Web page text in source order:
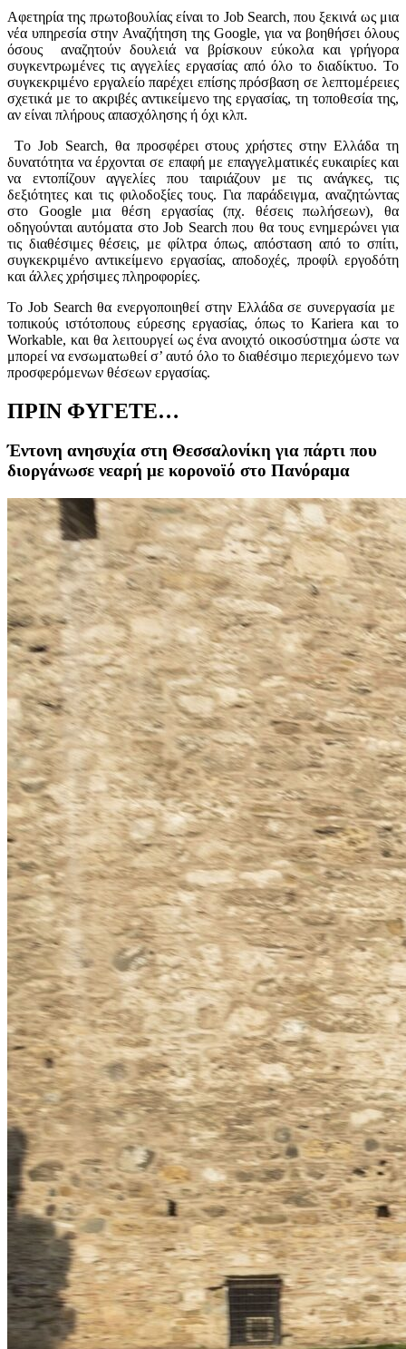
Αφετηρία της πρωτοβουλίας είναι το Job Search, που ξεκινά ως μια
νέα υπηρεσία στην Αναζήτηση της Google, για να βοηθήσει όλους
όσους αναζητούν δουλειά να βρίσκουν εύκολα και γρήγορα
συγκεντρωμένες τις αγγελίες εργασίας από όλο το διαδίκτυο. Το
συγκεκριμένο εργαλείο παρέχει επίσης πρόσβαση σε λεπτομέρειες
σχετικά με το ακριβές αντικείμενο της εργασίας, τη τοποθεσία της,
αν είναι πλήρους απασχόλησης ή όχι κλπ.
Tο Job Search, θα προσφέρει στους χρήστες στην Ελλάδα τη
δυνατότητα να έρχονται σε επαφή με επαγγελματικές ευκαιρίες και
να εντοπίζουν αγγελίες που ταιριάζουν με τις ανάγκες, τις
δεξιότητες και τις φιλοδοξίες τους. Για παράδειγμα, αναζητώντας
στο Google μια θέση εργασίας (πχ. θέσεις πωλήσεων), θα
οδηγούνται αυτόματα στο Job Search που θα τους ενημερώνει για
τις διαθέσιμες θέσεις, με φίλτρα όπως, απόσταση από το σπίτι,
συγκεκριμένο αντικείμενο εργασίας, αποδοχές, προφίλ εργοδότη
και άλλες χρήσιμες πληροφορίες.
Το Job Search θα ενεργοποιηθεί στην Ελλάδα σε συνεργασία με
τοπικούς ιστότοπους εύρεσης εργασίας, όπως το Kariera και το
Workable, και θα λειτουργεί ως ένα ανοιχτό οικοσύστημα ώστε να
μπορεί να ενσωματωθεί σ’ αυτό όλο το διαθέσιμο περιεχόμενο των
προσφερόμενων θέσεων εργασίας.
ΠΡΙΝ ΦΥΓΕΤΕ…
Έντονη ανησυχία στη Θεσσαλονίκη για πάρτι που
διοργάνωσε νεαρή με κορονοϊό στο Πανόραμα